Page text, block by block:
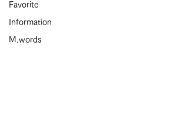
Favorite
Information
M.words